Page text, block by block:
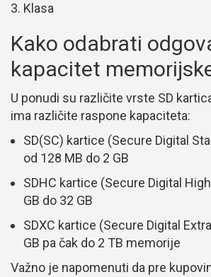
Klasa
Kako odabrati
kapacitet
U ponudi su različite vrste SD
ima različite raspone kapaciteta:
SD(SC) kartice (Secure Digital
od 128 MB do 2 GB
SDHC kartice (Secure Digital
GB do 32 GB
SDXC kartice (Secure Digital
GB pa čak do 2 TB memorije
Važno je napomenuti da pre